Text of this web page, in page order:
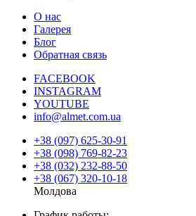
О нас
Галерея
Блог
Обратная связь
FACEBOOK
INSTAGRAM
YOUTUBE
info@almet.com.ua
+38 (097) 625-30-91
+38 (098) 769-82-23
+38 (032) 232-88-50
+38 (067) 320-10-18
Молдова